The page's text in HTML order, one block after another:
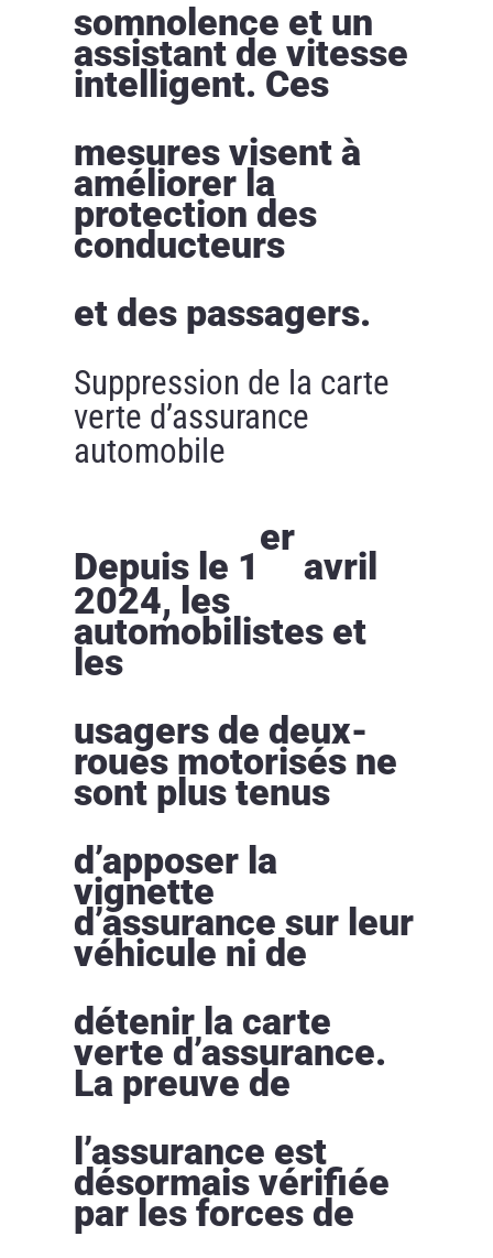
somnolence et un
assistant de vitesse
intelligent. Ces
mesures visent à
améliorer la
protection des
conducteurs
et des passagers.
Suppression de la carte
verte d’assurance
automobile
Depuis le 1
er
avril
2024, les
automobilistes et
les
usagers de deux-
roues motorisés ne
sont plus tenus
d’apposer la
vignette
d’assurance sur leur
véhicule ni de
détenir la carte
verte d’assurance.
La preuve de
l’assurance est
désormais vérifiée
par les forces de